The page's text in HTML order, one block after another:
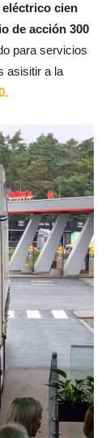
cien
de acción 300
para servicios
asisitir a la